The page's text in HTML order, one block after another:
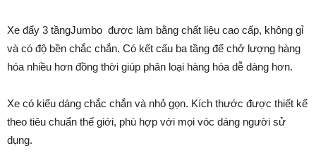
Xe đẩy 3 tầngJumbo được làm bằng chất liệu cao cấp, không gỉ
và có độ bền chắc chắn. Có kết cấu ba tầng để chở lượng hàng
hóa nhiều hơn đồng thời giúp phân loại hàng hóa dễ dàng hơn.
Xe có kiểu dáng chắc chắn và nhỏ gọn. Kích thước được thiết kế
theo tiêu chuẩn thế giới, phù hợp với mọi vóc dáng người sử
dụng.